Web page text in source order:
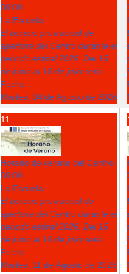
08:00
La Escuela
El horario provisional de
apertura del Centro durante el
periodo estival 2026: Del 15
de junio al 10 de julio será
Fecha :
Martes, 04 de Agosto de 2026
11
Horario de verano del Centro
08:00
La Escuela
El horario provisional de
apertura del Centro durante el
periodo estival 2026: Del 15
de junio al 10 de julio será
Fecha :
Martes, 11 de Agosto de 2026